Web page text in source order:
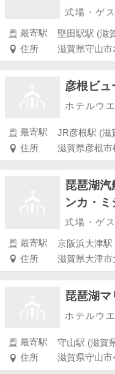
式場・ゲ
最寄駅
堅田駅駅 (滋
住所
滋賀県守山
彦根ビ
ホテルウ
最寄駅
JR彦根駅 (滋
住所
滋賀県彦根市
琵琶湖汽
ンカ・ミ
式場・ゲ
最寄駅
京阪浜大津駅
住所
滋賀県大津
琵琶湖マ
ホテルウ
最寄駅
守山駅 (滋賀
住所
滋賀県守山